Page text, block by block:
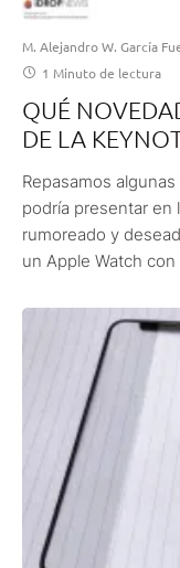
M. Alejandro W. García
1 Minuto de lectura
QUÉ
DE LA
Repasamos
podría presentar en
rumoreado y
un Apple Watch con